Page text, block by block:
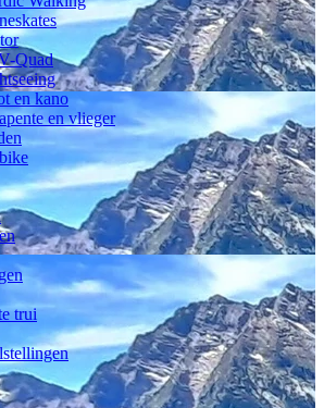
Quad
en kano
en vlieger
trui